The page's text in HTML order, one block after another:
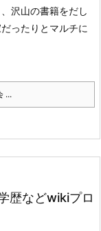
沢山の書籍をだし
ったりと マルチに
...
歴などwikiプロ